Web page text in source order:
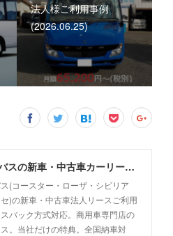
法人様ご利用事例
(2026.06.25)
マイクロバスの新車・中古車カーリース事例 - オートガレージ122
(コースター・ローザ・シビリア
)の新車・中古車法人リースご利用
バック方式対応。商用車専門店の
。当社だけの特典。全国納車対